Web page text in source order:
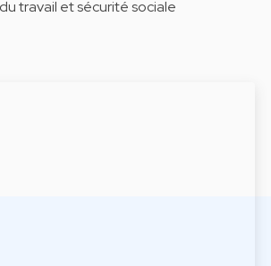
travail et sécurité sociale